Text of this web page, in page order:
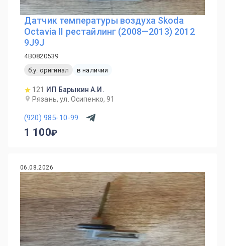
Датчик температуры воздуха Skoda
Octavia II рестайлинг (2008—2013) 2012
9J9J
4B0820539
б.у. оригинал
в наличии
121
ИП Барыкин А.И.
Рязань, ул. Осипенко, 91
(920) 985-10-99
1 100
06.08.2026